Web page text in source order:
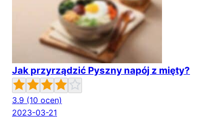
Jak przyrządzić Pyszny napój z mięty?
3.9 (10 ocen)
2023-03-21